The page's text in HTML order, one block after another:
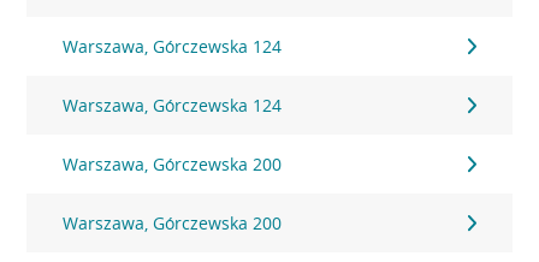
Warszawa, Górczewska 124
Warszawa, Górczewska 124
Warszawa, Górczewska 200
Warszawa, Górczewska 200